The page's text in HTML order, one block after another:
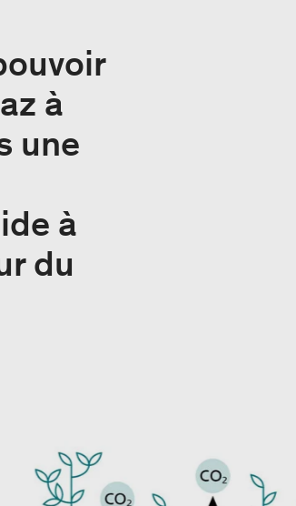
à
une
à
du